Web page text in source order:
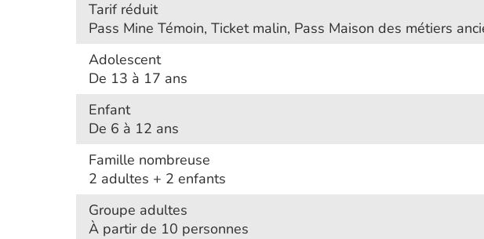
Tarif réduit
Pass Mine Témoin, Ticket malin, Pass Maison des métiers
Adolescent
De 13 à 17 ans
Enfant
De 6 à 12 ans
Famille nombreuse
2 adultes + 2 enfants
Groupe adultes
À partir de 10 personnes